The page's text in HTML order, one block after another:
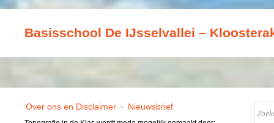
Basisschool De IJsselvallei –
Over ons en Disclaimer · Nieuwsbrief